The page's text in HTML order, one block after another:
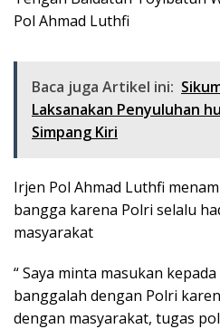
Pol Ahmad Luthfi
Baca juga Artikel ini:
Laksanakan Penyuluhan
Simpang Kiri
Irjen Pol Ahmad Luthfi
bangga karena Polri selalu
masyarakat
“ Saya minta masukan
banggalah dengan Polri
dengan masyarakat, tugas